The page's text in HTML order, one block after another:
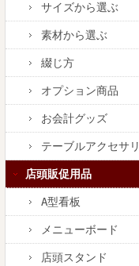
サイズから選ぶ
素材から選ぶ
綴じ方
オプション商品
お会計グッズ
テーブルアクセサリ
店頭販促用品
A型看板
メニューボード
店頭スタンド